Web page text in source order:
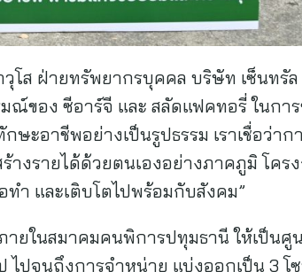
ส ฝ่ายทรัพยากรบุคคล บริษัท เซ็นทรัล
ณ์ของ ซีอาร์จี และ สลัดแฟคทอรี่ ในกา
ะอาชีพอย่างเป็นรูปธรรม เราเชื่อว่าก
งรายได้ด้วยตนเองอย่างภาคภูมิ โคร
ำ และเติบโตไปพร้อมกับสังคม”
ยในสมาคมคนพิการปทุมธานี ให้เป็นศู
ไปจนถึงการจำหน่าย แบ่งออกเป็น 3 โ